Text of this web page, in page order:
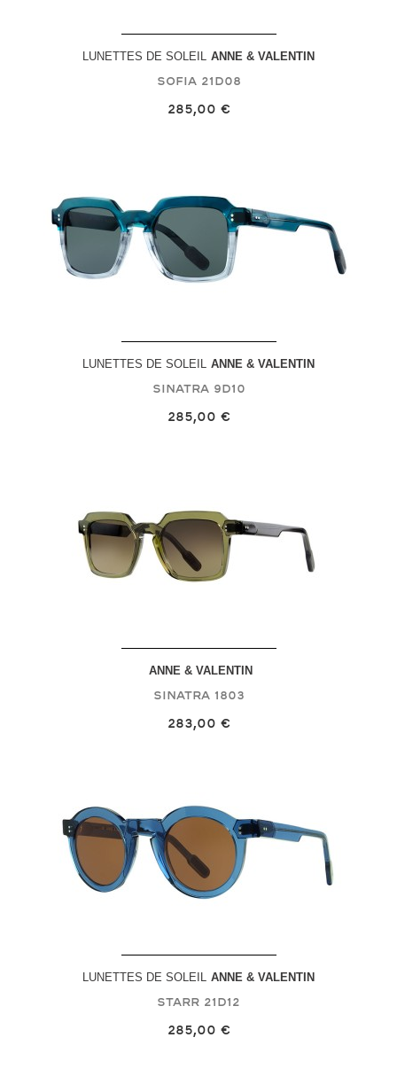
LUNETTES DE SOLEIL ANNE & VALENTIN
Sofia 21D08
285,00 €
LUNETTES DE SOLEIL ANNE & VALENTIN
Sinatra 9D10
285,00 €
ANNE & VALENTIN
Sinatra 1803
283,00 €
LUNETTES DE SOLEIL ANNE & VALENTIN
Starr 21D12
285,00 €